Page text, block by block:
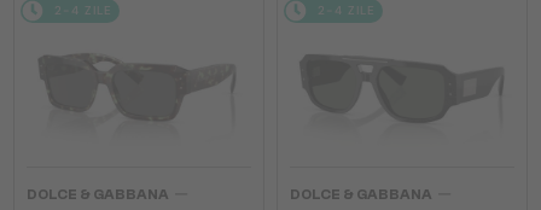
2-4 ZILE
DOLCE & GABBANA
2-4 ZILE
DOLCE & GABBANA